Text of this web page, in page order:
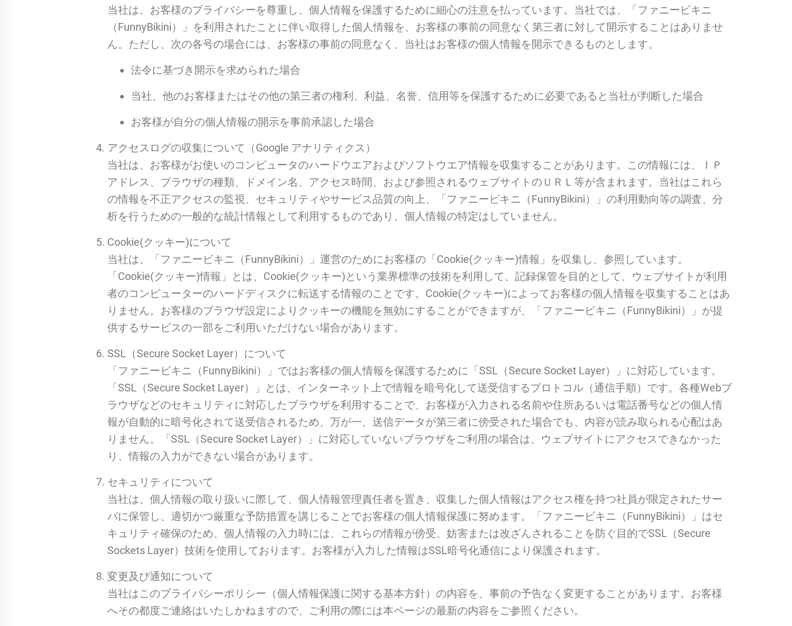
当社は、お客様のプライバシーを尊重し、個人情報を保護するために細心の注意を払っています。当社では、「ファニービキニ
（FunnyBikini）」を利用されたことに伴い取得した個人情報を、お客様の事前の同意なく第三者に対して開示することはありませ
ん。ただし、次の各号の場合には、お客様の事前の同意なく、当社はお客様の個人情報を開示できるものとします。
法令に基づき開示を求められた場合
当社、他のお客様またはその他の第三者の権利、利益、名誉、信用等を保護するために必要であると当社が判断した場合
お客様が自分の個人情報の開示を事前承認した場合
アクセスログの収集について（Google アナリティクス）
当社は、お客様がお使いのコンピュータのハードウエアおよびソフトウエア情報を収集することがあります。この情報には、ＩＰ
アドレス、ブラウザの種類、ドメイン名、アクセス時間、および参照されるウェブサイトのＵＲＬ等が含まれます。当社はこれら
の情報を不正アクセスの監視、セキュリティやサービス品質の向上、「ファニービキニ（FunnyBikini）」の利用動向等の調査、分
析を行うための一般的な統計情報として利用するものであり、個人情報の特定はしていません。
Cookie(クッキー)について
当社は、「ファニービキニ（FunnyBikini）」運営のためにお客様の「Cookie(クッキー)情報」を収集し、参照しています。
「Cookie(クッキー)情報」とは、Cookie(クッキー)という業界標準の技術を利用して、記録保管を目的として、ウェブサイトが利用
者のコンピューターのハードディスクに転送する情報のことです。Cookie(クッキー)によってお客様の個人情報を収集することはあ
りません。お客様のブラウザ設定によりクッキーの機能を無効にすることができますが、「ファニービキニ（FunnyBikini）」が提
供するサービスの一部をご利用いただけない場合があります。
SSL（Secure Socket Layer）について
「ファニービキニ（FunnyBikini）」ではお客様の個人情報を保護するために「SSL（Secure Socket Layer）」に対応しています。
「SSL（Secure Socket Layer）」とは、インターネット上で情報を暗号化して送受信するプロトコル（通信手順）です。各種Webブ
ラウザなどのセキュリティに対応したブラウザを利用することで、お客様が入力される名前や住所あるいは電話番号などの個人情
報が自動的に暗号化されて送受信されるため、万が一、送信データが第三者に傍受された場合でも、内容が読み取られる心配はあ
りません。「SSL（Secure Socket Layer）」に対応していないブラウザをご利用の場合は、ウェブサイトにアクセスできなかった
り、情報の入力ができない場合があります。
セキュリティについて
当社は、個人情報の取り扱いに際して、個人情報管理責任者を置き、収集した個人情報はアクセス権を持つ社員が限定されたサー
バに保管し、適切かつ厳重な予防措置を講じることでお客様の個人情報保護に努めます。「ファニービキニ（FunnyBikini）」はセ
キュリティ確保のため、個人情報の入力時には、これらの情報が傍受、妨害または改ざんされることを防ぐ目的でSSL（Secure
Sockets Layer）技術を使用しております。お客様が入力した情報はSSL暗号化通信により保護されます。
変更及び通知について
当社はこのプライバシーポリシー（個人情報保護に関する基本方針）の内容を、事前の予告なく変更することがあります。お客様
へその都度ご連絡はいたしかねますので、ご利用の際には本ページの最新の内容をご参照ください。